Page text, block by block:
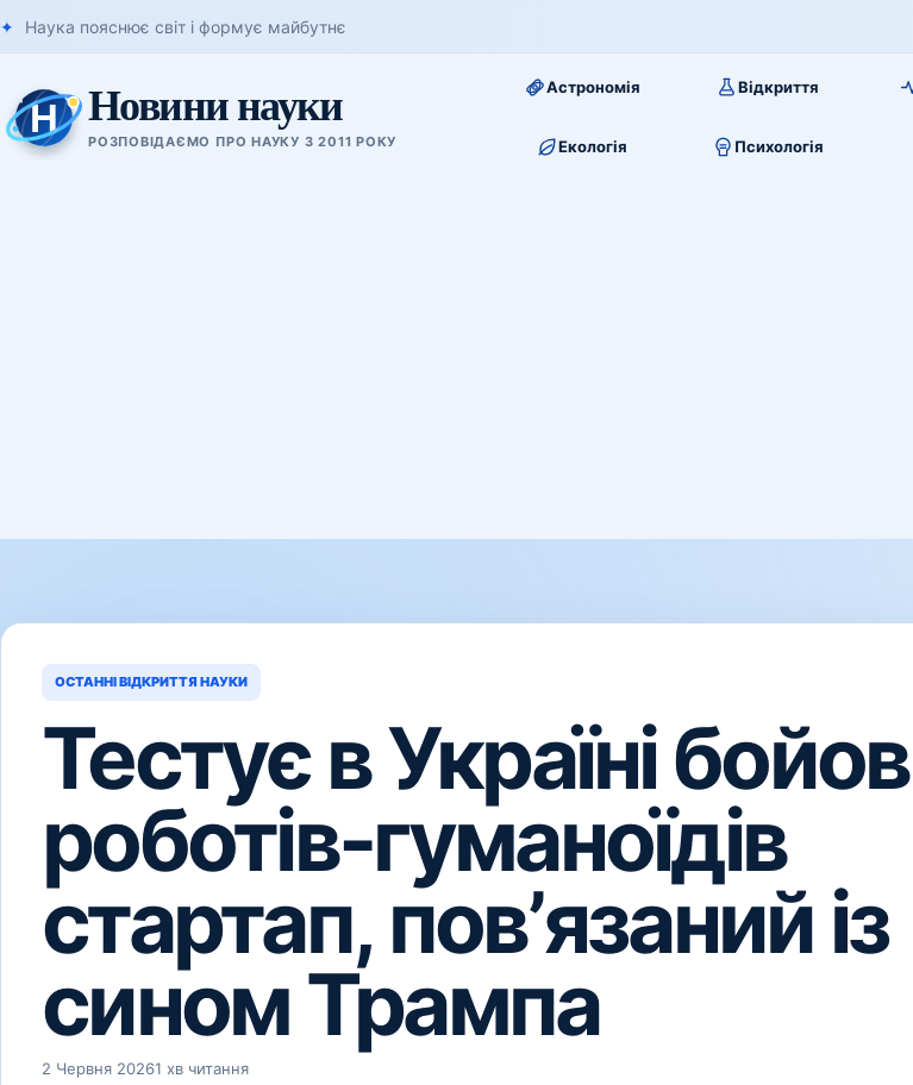
Наука пояснює світ і формує майбутнє
Новини науки
РОЗПОВІДАЄМО ПРО НАУКУ З 2011 РОКУ
Астрономія Відкриття
Екологія Психологія
ОСТАННІ ВІДКРИТТЯ НАУКИ
Тестує в Україні
роботів-гуманоїдів
стартап, повʼязаний із
сином Трампа
2 Червня 20261 хв читання